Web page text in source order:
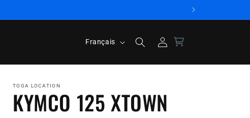
n
u
Français Connexion
TOGA LOCATION
KYMCO 125 XTOWN